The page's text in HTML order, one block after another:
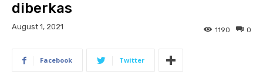
diberkas
August 1, 2021 0
1190
Facebook Twitter